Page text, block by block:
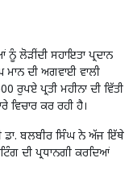
ਲੋੜੀਂਦੀ ਸਹਾਇਤਾ ਪ੍ਰਦਾਨ
ਦੀ ਅਗਵਾਈ ਵਾਲੀ
ਪ੍ਰਤੀ ਮਹੀਨਾ ਦੀ ਵਿੱਤੀ
ਵਿਚਾਰ ਕਰ ਰਹੀ ਹੈ।
ਡਾ. ਬਲਬੀਰ ਸਿੰਘ ਨੇ ਅੱਜ ਇੱਥੇ
ਦੀ ਪ੍ਰਧਾਨਗੀ ਕਰਦਿਆਂ